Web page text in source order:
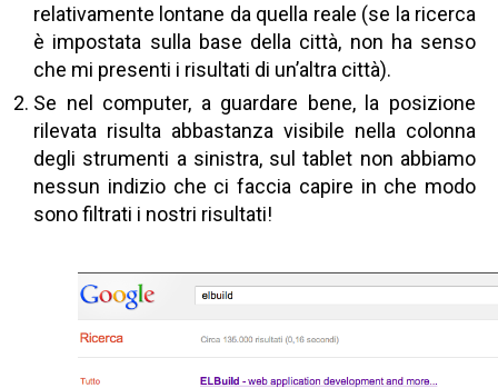
relativamente lontane da quella reale (se la ricerca
è impostata sulla base della città, non ha senso
che mi presenti i risultati di un’altra città).
Se nel computer, a guardare bene, la posizione
rilevata risulta abbastanza visibile nella colonna
degli strumenti a sinistra, sul tablet non abbiamo
nessun indizio che ci faccia capire in che modo
sono filtrati i nostri risultati!